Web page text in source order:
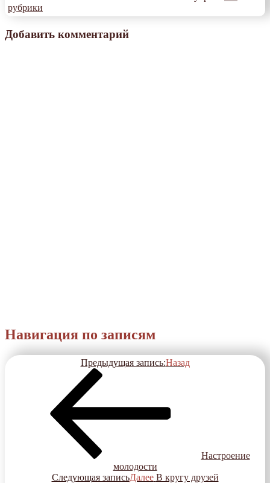
рубрики
Добавить комментарий
Навигация по записям
Предыдущая запись:Назад
Настроение
молодости
Следующая записьДалее В кругу друзей